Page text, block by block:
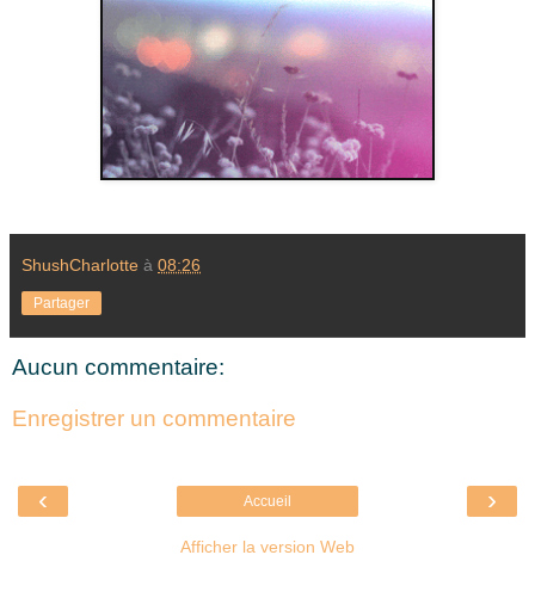
ShushCharlotte à 08:26
Partager
Aucun commentaire:
Enregistrer un commentaire
‹ ›
Accueil
Afficher la version Web